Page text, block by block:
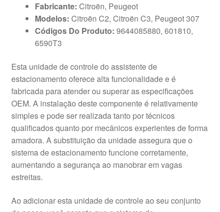
Fabricante: Citroën, Peugeot
Modelos: Citroën C2, Citroën C3, Peugeot 307
Códigos Do Produto: 9644085880, 601810,
6590T3
Esta unidade de controle do assistente de
estacionamento oferece alta funcionalidade e é
fabricada para atender ou superar as especificações
OEM. A instalação deste componente é relativamente
simples e pode ser realizada tanto por técnicos
qualificados quanto por mecânicos experientes de forma
amadora. A substituição da unidade assegura que o
sistema de estacionamento funcione corretamente,
aumentando a segurança ao manobrar em vagas
estreitas.
Ao adicionar esta unidade de controle ao seu conjunto